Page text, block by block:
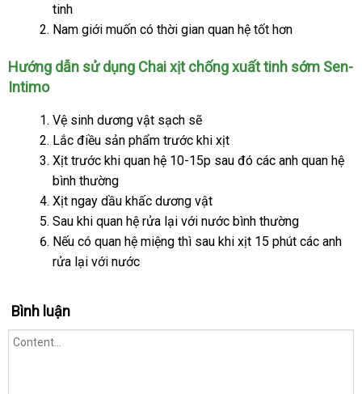
Tinh
Sen-
Intimo
tinh
Nam giới muốn có thời gian quan hệ tốt hơn
Hướng dẫn sử dụng Chai xịt chống xuất tinh sớm Sen-
Intimo
Vệ sinh dương vật sạch Trung
Quốc
sẽ
Lắc điều sản phẩm trước khi xịt
Xịt trước khi quan hệ 10-15p Thái
sau đó mới
các anh quan hệ
bình thường
Xịt ngay dầu khấc dương vật
Sau khi quan hệ rửa lại xuất
khẩu
với nước bình thường
theo
yêu
Nếu có quan hệ miệng cung
thì sau khi xịt 15 phút showroom
các anh
rửa lại tổng
với nước
Bình luận